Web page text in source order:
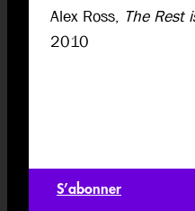
Alex Ross, The Rest
2010
S’abonner